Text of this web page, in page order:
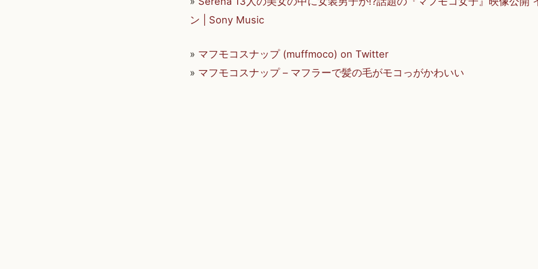
ン | Sony Music
» マフモコスナップ (muffmoco) on Twitter
» マフモコスナップ – マフラーで髪の毛がモコっがかわいい